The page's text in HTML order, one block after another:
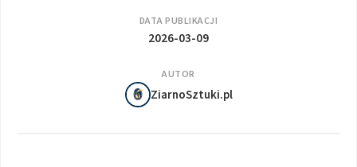
DATA PUBLIKACJI
2026-03-09
AUTOR
ZiarnoSztuki.pl